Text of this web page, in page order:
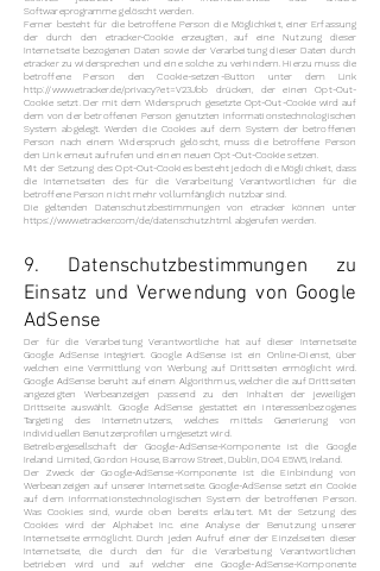
Softwareprogramme gelöscht werden.
Ferner besteht für die betroffene Person die Möglichkeit, einer Erfassung
der durch den etracker-Cookie erzeugten, auf eine Nutzung dieser
Internetseite bezogenen Daten sowie der Verarbeitung dieser Daten durch
etracker zu widersprechen und eine solche zu verhindern. Hierzu muss die
betroffene Person den Cookie-setzen-Button unter dem Link
http://www.etracker.de/privacy?et=V23Jbb drücken, der einen Opt-Out-
Cookie setzt. Der mit dem Widerspruch gesetzte Opt-Out-Cookie wird auf
dem von der betroffenen Person genutzten informationstechnologischen
System abgelegt. Werden die Cookies auf dem System der betroffenen
Person nach einem Widerspruch gelöscht, muss die betroffene Person
den Link erneut aufrufen und einen neuen Opt-Out-Cookie setzen.
Mit der Setzung des Opt-Out-Cookies besteht jedoch die Möglichkeit, dass
die Internetseiten des für die Verarbeitung Verantwortlichen für die
betroffene Person nicht mehr vollumfänglich nutzbar sind.
Die geltenden Datenschutzbestimmungen von etracker können unter
https://www.etracker.com/de/datenschutz.html abgerufen werden.
9. Datenschutzbestimmungen zu
Einsatz und Verwendung von Google
AdSense
Der für die Verarbeitung Verantwortliche hat auf dieser Internetseite
Google AdSense integriert. Google AdSense ist ein Online-Dienst, über
welchen eine Vermittlung von Werbung auf Drittseiten ermöglicht wird.
Google AdSense beruht auf einem Algorithmus, welcher die auf Drittseiten
angezeigten Werbeanzeigen passend zu den Inhalten der jeweiligen
Drittseite auswählt. Google AdSense gestattet ein interessenbezogenes
Targeting des Internetnutzers, welches mittels Generierung von
individuellen Benutzerprofilen umgesetzt wird.
Betreibergesellschaft der Google-AdSense-Komponente ist die Google
Ireland Limited, Gordon House, Barrow Street, Dublin, D04 E5W5, Ireland.
Der Zweck der Google-AdSense-Komponente ist die Einbindung von
Werbeanzeigen auf unserer Internetseite. Google-AdSense setzt ein Cookie
auf dem informationstechnologischen System der betroffenen Person.
Was Cookies sind, wurde oben bereits erläutert. Mit der Setzung des
Cookies wird der Alphabet Inc. eine Analyse der Benutzung unserer
Internetseite ermöglicht. Durch jeden Aufruf einer der Einzelseiten dieser
Internetseite, die durch den für die Verarbeitung Verantwortlichen
betrieben wird und auf welcher eine Google-AdSense-Komponente